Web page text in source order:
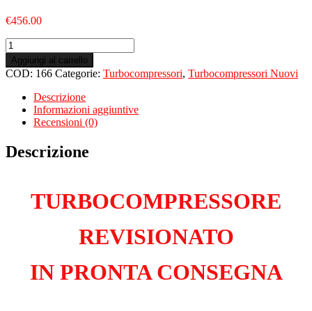
€456.00
Turbo
Nuovo
per
FORD
Max
TDCi
G8DC
Aggiungi al carrello
COD: 166 Categorie: Turbocompressori, Turbocompressori Nuovi
Descrizione
Informazioni aggiuntive
Recensioni (0)
Descrizione
TURBOCOMPRESSORE
REVISIONATO
IN PRONTA CONSEGNA